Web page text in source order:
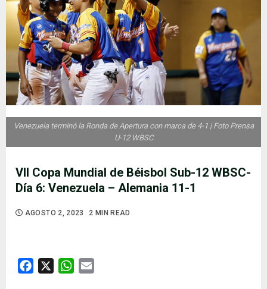
VII Copa Mundial de Béisbol Sub-12 WBSC-
Día 6: Venezuela – Alemania 11-1
AGOSTO 2, 2023 2 MIN READ
Venezuela terminó la Ronda de Apertura con marca de 4-1 | Foto Prensa
U-12 WBSC
Facebook WhatsApp